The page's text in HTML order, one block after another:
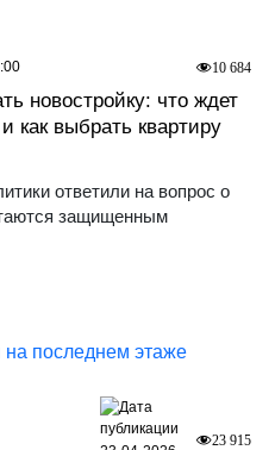
новостройку: что ждет
как выбрать квартиру
ответили на вопрос о
защищенным
10 684
23 915